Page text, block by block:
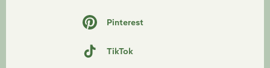
Pinterest
TikTok